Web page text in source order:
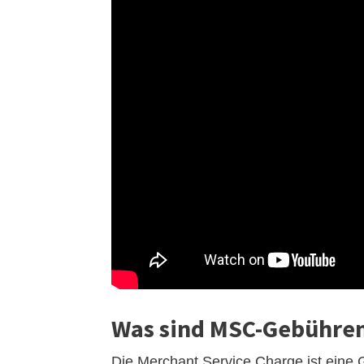
Was sind MSC-